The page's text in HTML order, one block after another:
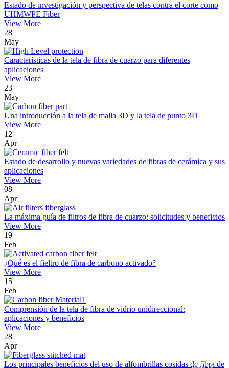
Estado de investigación y perspectiva de telas contra el corte como
UHMWPE Fiber
View More
28
May
Características de la tela de fibra de cuarzo para diferentes
aplicaciones
View More
23
May
Una introducción a la tela de malla 3D y la tela de punto 3D
View More
12
Apr
Estado de desarrollo y nuevas variedades de fibras de cerámica y sus
aplicaciones
View More
08
Apr
La máxima guía de filtros de fibra de cuarzo: solicitudes y beneficios
View More
19
Feb
¿Qué es el fieltro de fibra de carbono activado?
View More
15
Feb
Comprensión de la tela de fibra de vidrio unidireccional:
aplicaciones y beneficios
View More
28
Apr
Los principales beneficios del uso de alfombrillas cosidas de fibra de